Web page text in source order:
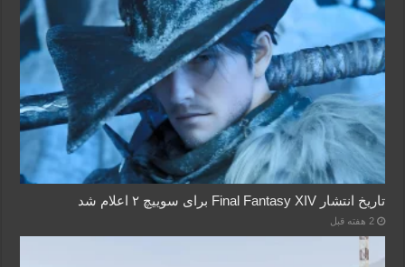
تاریخ انتشار Final Fantasy XIV برای سوییچ ۲ اعلام شد
2 هفته قبل